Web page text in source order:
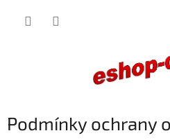
Podmínky ochrany